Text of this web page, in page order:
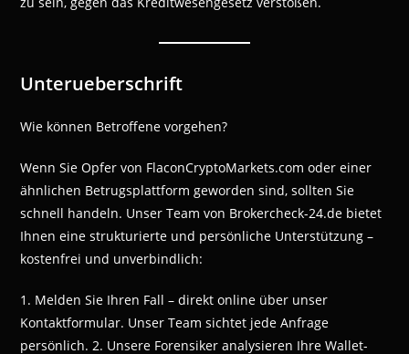
Unterueberschrift
Wie können Betroffene vorgehen?
Wenn Sie Opfer von FlaconCryptoMarkets.com oder einer
ähnlichen Betrugsplattform geworden sind, sollten Sie
schnell handeln. Unser Team von Brokercheck-24.de bietet
Ihnen eine strukturierte und persönliche Unterstützung –
kostenfrei und unverbindlich:
1. Melden Sie Ihren Fall – direkt online über unser
Kontaktformular. Unser Team sichtet jede Anfrage
persönlich. 2. Unsere Forensiker analysieren Ihre Wallet-